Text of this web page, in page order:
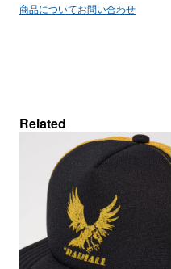
商品についてお問い合わせ
Related